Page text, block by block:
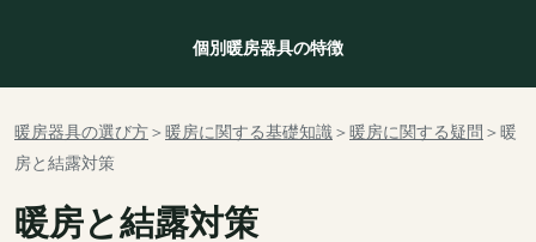
個別暖房器具の特徴
暖房器具の選び方＞ 暖房に関する基礎知識＞ 暖房に関する疑問 ＞暖
房と結露対策
暖房と結露対策